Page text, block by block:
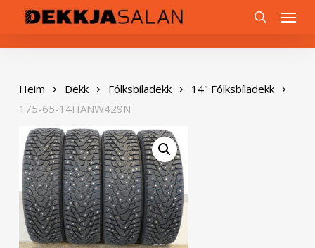
content
Menu
Heim Dekk Fólksbíladekk
14" Fólksbíladekk
175-65-14HANW429N